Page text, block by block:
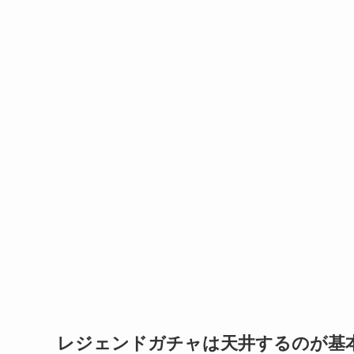
レジェンドガチャは天井するのが基